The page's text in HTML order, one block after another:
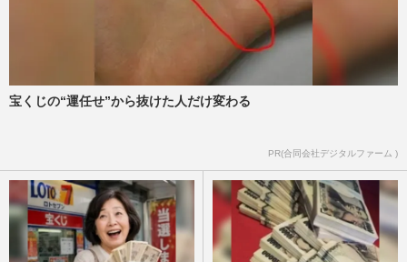
宝くじの“運任せ”から抜けた人だけ変わる
PR(合同会社デジタルファーム )